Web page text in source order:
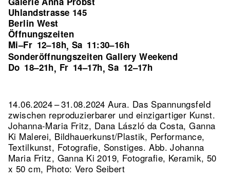
Uhlandstrasse 145
Berlin West
Öffnungszeiten
Mi–Fr 12–18h, Sa 11:30–16h
Sonderöffnungszeiten Gallery Weekend
Do 18–21h, Fr 14–17h,Sa 12–17h
14.06.2024 – 31.08.2024 Aura. Das Spannungsfeld
zwischen reproduzierbarer und einzigartiger Kunst.
Johanna-Maria Fritz, Dana László da Costa, Ganna
Ki Malerei, Bildhauerkunst/Plastik, Performance,
Textilkunst, Fotografie, Sonstiges.Abb. Johanna
Maria Fritz, Ganna Ki 2019, Fotografie, Keramik, 50
x 50 cm, Photo: Vero Seibert